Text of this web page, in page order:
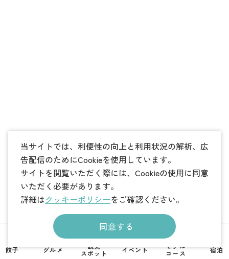
当サイトでは、利便性の向上と利用状況の解析、広
告配信のためにCookieを使用しています。
サイトを閲覧いただく際には、Cookieの使用に同意
いただく必要があります。
詳細はクッキーポリシーをご確認ください。
同意する